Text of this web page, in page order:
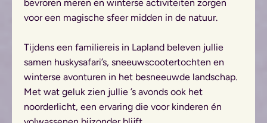
bevroren meren en winterse activiteiten zorgen
voor een magische sfeer midden in de natuur.
Tijdens een familiereis in Lapland beleven jullie
samen huskysafari’s, sneeuwscootertochten en
winterse avonturen in het besneeuwde landschap.
Met wat geluk zien jullie ’s avonds ook het
noorderlicht, een ervaring die voor kinderen én